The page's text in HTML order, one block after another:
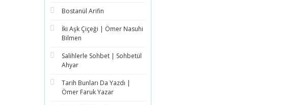
Bostanül Arifin
İki Aşk Çiçeği | Ömer Nasuhi
Bilmen
Salihlerle Sohbet | Sohbetül
Ahyar
Tarih Bunları Da Yazdı |
Ömer Faruk Yazar